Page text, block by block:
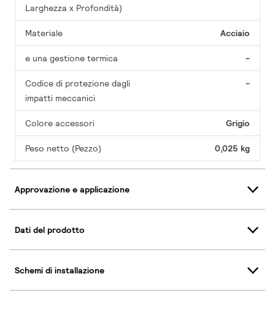
Larghezza x Profondità)
Materiale Acciaio
e una gestione termica -
Codice di protezione dagli
impatti meccanici
-
Colore accessori Grigio
Peso netto (Pezzo) 0,025 kg
Approvazione e applicazione
Dati del prodotto
Schemi di installazione